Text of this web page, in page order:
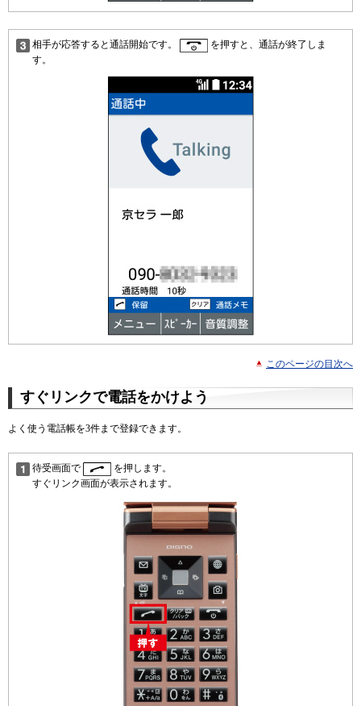
相手が応答すると通話開始です。
を押すと、通話が終了しま
す。
このページの目次へ
すぐリンクで電話をかけよう
よく使う電話帳を3件まで登録できます。
待受画面で
を押します。
すぐリンク画面が表示されます。